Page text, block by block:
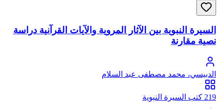
السيرة النبوية بين الآثار المروية والآيات القرآنية دراسة
نصية مقارنة
الدبيسي، محمد مصطفى عبد السلام
219 كتب السيرة النبوية